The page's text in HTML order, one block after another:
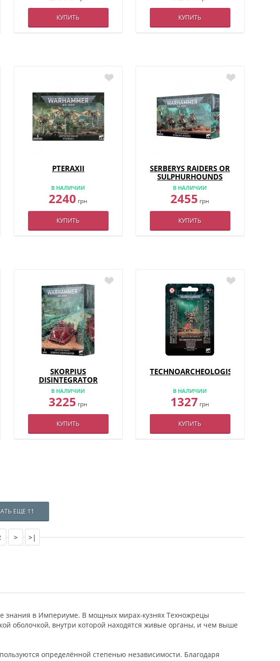
КУПИТЬ КУПИТЬ
PTERAXII
В НАЛИЧИИ
2240 грн
КУПИТЬ
SERBERYS RAIDERS OR
SULPHURHOUNDS
В НАЛИЧИИ
2455 грн
КУПИТЬ
SKORPIUS
DISINTEGRATOR
В НАЛИЧИИ
3225 грн
КУПИТЬ
TECHNOARCHEOLOGIST
В НАЛИЧИИ
1327 грн
КУПИТЬ
ЕЩЕ 11
> >|
знания в Империуме. В мощных мирах-кузнях Техножрецы
оболочкой, внутри которой находятся живые органы, и чем выше
определённой степенью независимости. Благодаря